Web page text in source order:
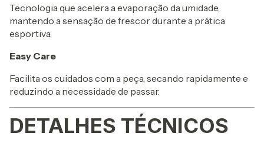
Tecnologia que acelera a evaporação da umidade,
mantendo a sensação de frescor durante a prática
esportiva.
Easy Care
Facilita os cuidados com a peça, secando rapidamente e
reduzindo a necessidade de passar.
DETALHES TÉCNICOS